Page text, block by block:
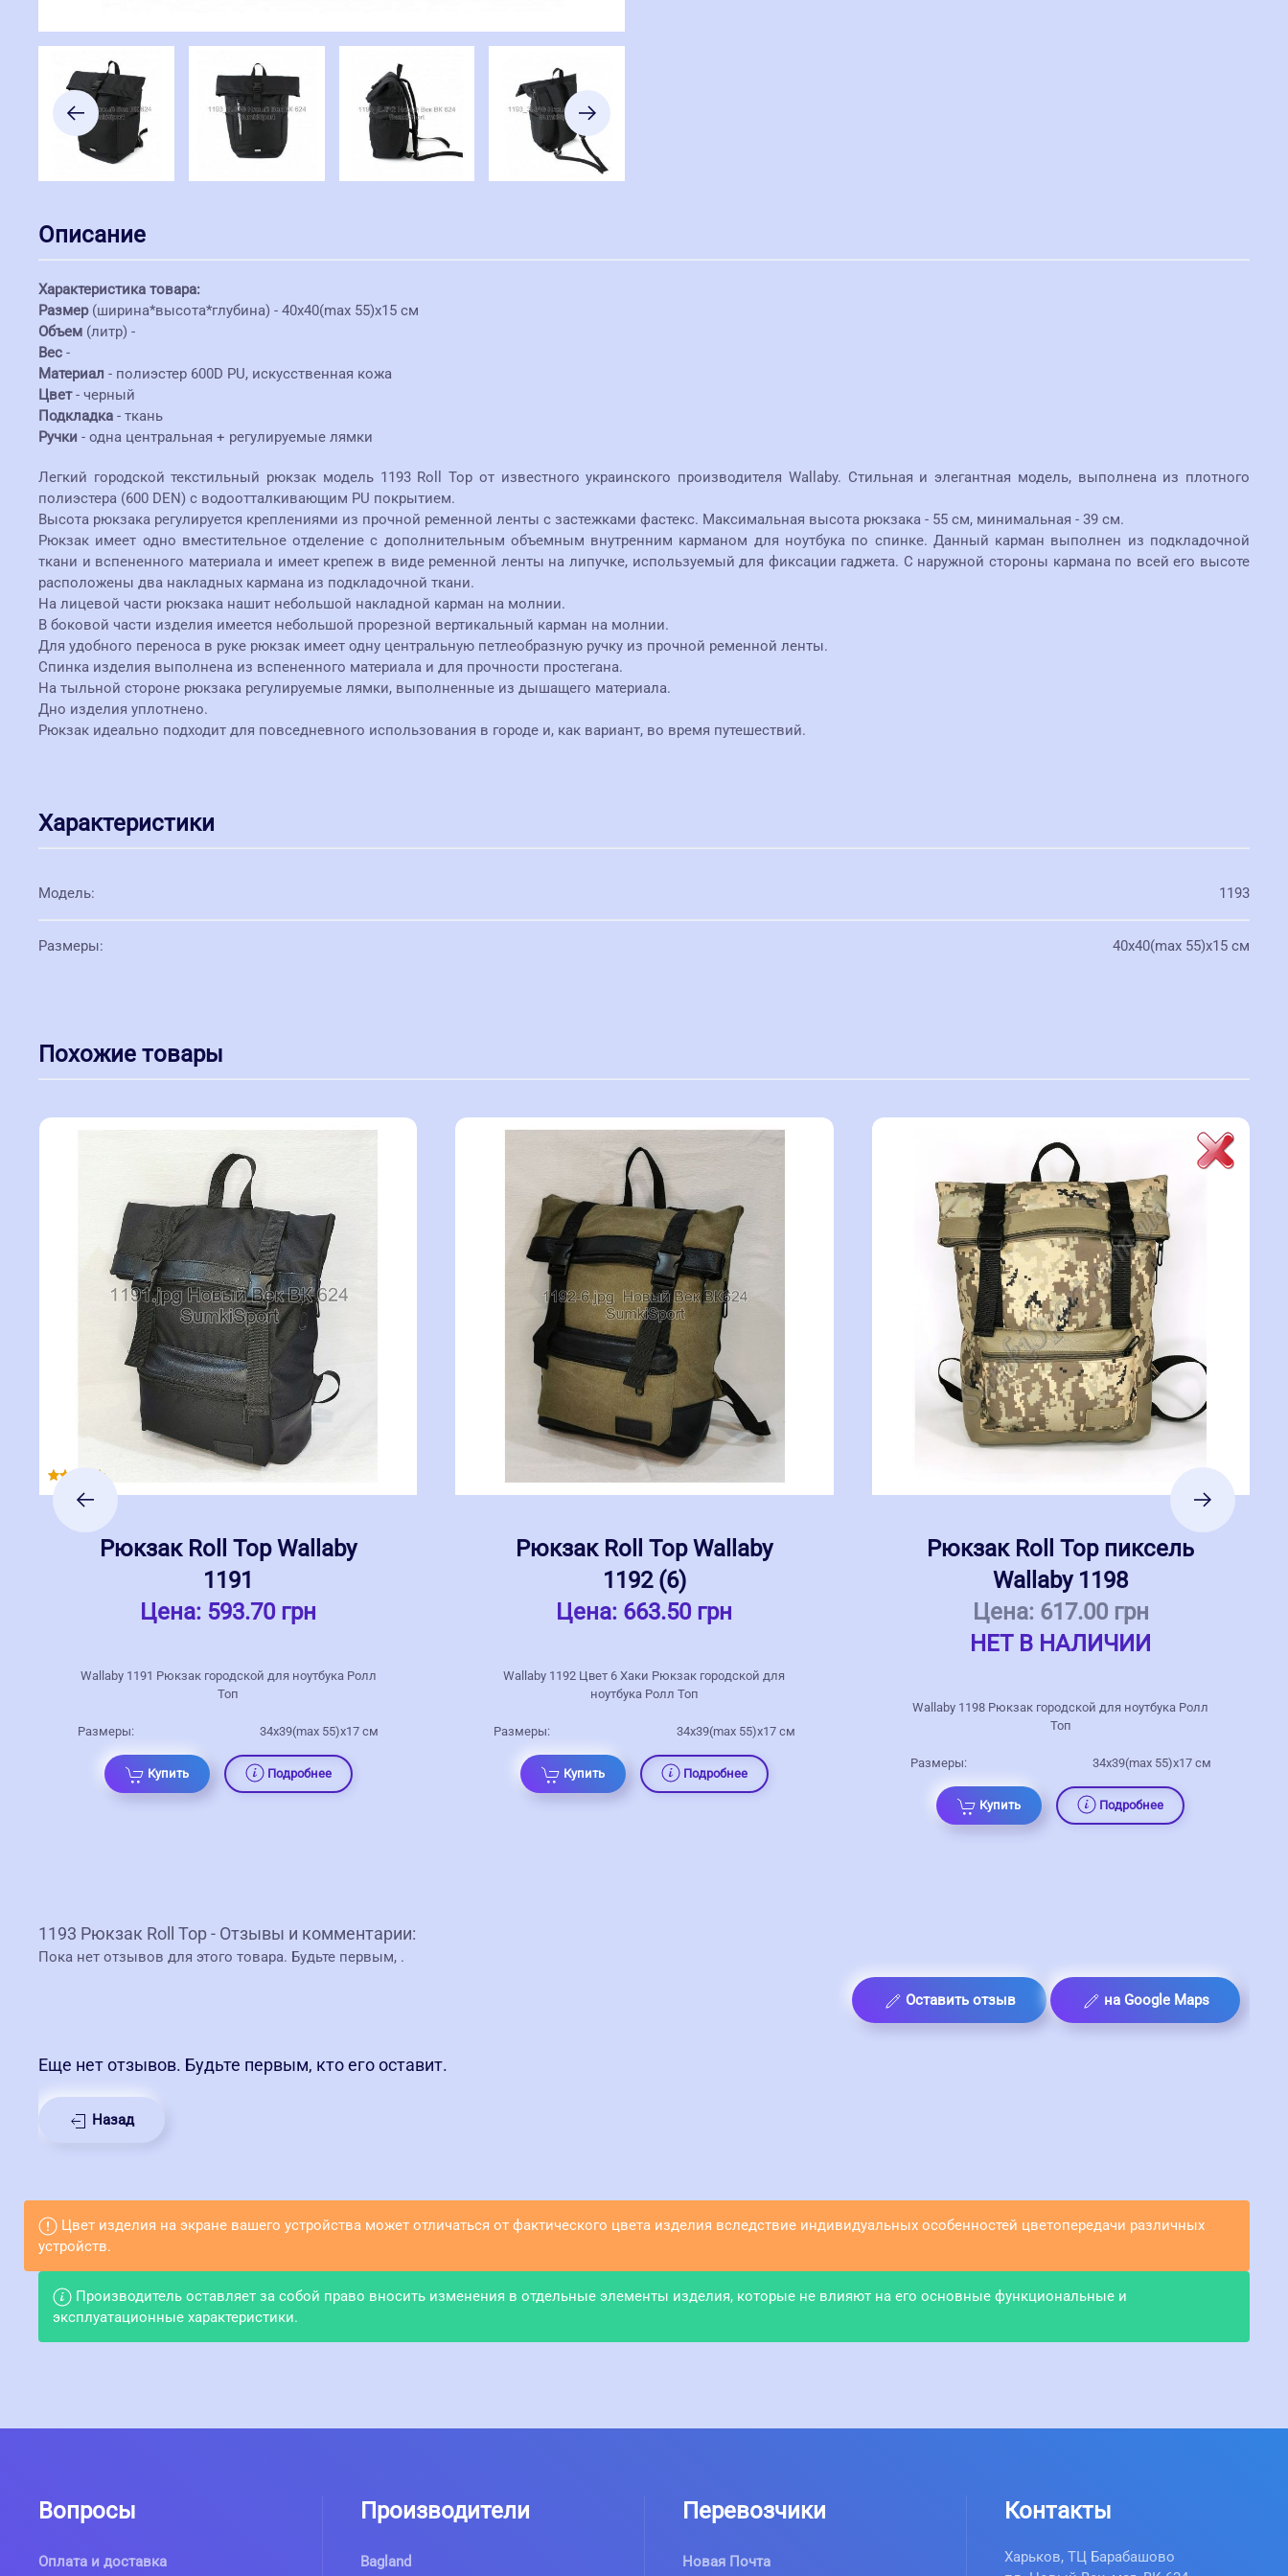
Описание
Характеристика товара:
Размер(ширина*высота*глубина) - 40х40(max 55)х15 см
Объем (литр) -
Вес -
Материал - полиэстер 600D PU, искусственная кожа
Цвет- черный
Подкладка - ткань
Ручки - одна центральная + регулируемые лямки
Легкий городской текстильный рюкзак модель 1193 Roll Top от известного украинского производителя Wallaby. Стильная и элегантная модель, выполнена из плотного
полиэстера (600 DEN) с водоотталкивающим PU покрытием.
Высота рюкзака регулируется креплениями из прочной ременной ленты с застежками фастекс. Максимальная высота рюкзака - 55 см, минимальная - 39 см.
Рюкзак имеет одно вместительное отделение с дополнительным объемным внутренним карманом для ноутбука по спинке. Данный карман выполнен из подкладочной
ткани и вспененного материала и имеет крепеж в виде ременной ленты на липучке, используемый для фиксации гаджета. С наружной стороны кармана по всей его высоте
расположены два накладных кармана из подкладочной ткани.
На лицевой части рюкзака нашит небольшой накладной карман на молнии.
В боковой части изделия имеется небольшой прорезной вертикальный карман на молнии.
Для удобного переноса в руке рюкзак имеет одну центральную петлеобразную ручку из прочной ременной ленты.
Спинка изделия выполнена из вспененного материала и для прочности простегана.
На тыльной стороне рюкзака регулируемые лямки, выполненные из дышащего материала.
Дно изделия уплотнено.
Рюкзак идеально подходит для повседневного использования в городе и, как вариант, во время путешествий.
Характеристики
Модель: 1193
Размеры: 40х40(max 55)х15 см
Похожие товары
Рюкзак Roll Top Wallaby
1191
Цена: 593.70 грн
Wallaby 1191 Рюкзак городской для ноутбука Ролл
Топ
Размеры: 34х39(max 55)х17 см
Купить Подробнее
Рюкзак Roll Top Wallaby
1192 (6)
Цена: 663.50 грн
Wallaby 1192 Цвет 6 Хаки Рюкзак городской для
ноутбука Ролл Топ
Размеры: 34х39(max 55)х17 см
Купить Подробнее
Рюкзак Roll Top пиксель
Wallaby 1198
Цена: 617.00 грн
НЕТ В НАЛИЧИИ
Wallaby 1198 Рюкзак городской для ноутбука Ролл
Топ
Размеры: 34х39(max 55)х17 см
Купить Подробнее
1193 Рюкзак Roll Top - Отзывы и комментарии:
Пока нет отзывов для этого товара. Будьте первым, .
Оставить отзыв на Google Maps
Еще нет отзывов. Будьте первым, кто его оставит.
Назад
Цвет изделия на экране вашего устройства может отличаться от фактического цвета изделия вследствие индивидуальных особенностей цветопередачи различных
устройств.
Производитель оставляет за собой право вносить изменения в отдельные элементы изделия, которые не влияют на его основные функциональные и
эксплуатационные характеристики.
Вопросы
Оплата и доставка
Производители
Bagland
Перевозчики
Новая Почта
Контакты
Харьков, ТЦ Барабашово